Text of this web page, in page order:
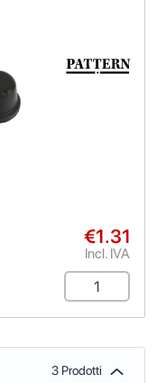
€1.31
Incl. IVA
3 Prodotti